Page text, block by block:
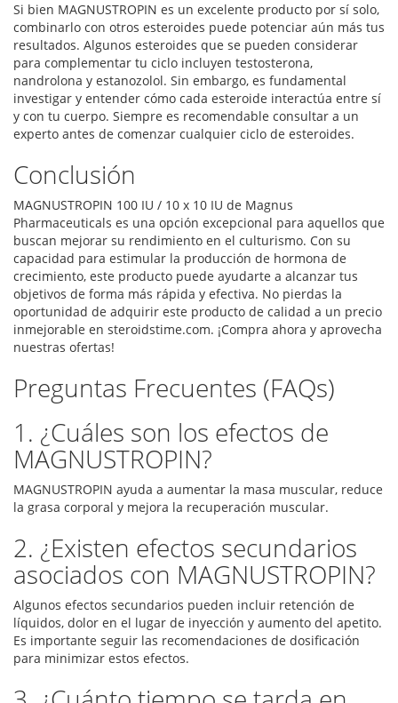
Si bien MAGNUSTROPIN es un excelente producto por sí solo,
combinarlo con otros esteroides puede potenciar aún más tus
resultados. Algunos esteroides que se pueden considerar
para complementar tu ciclo incluyen testosterona,
nandrolona y estanozolol. Sin embargo, es fundamental
investigar y entender cómo cada esteroide interactúa entre sí
y con tu cuerpo. Siempre es recomendable consultar a un
experto antes de comenzar cualquier ciclo de esteroides.
Conclusión
MAGNUSTROPIN 100 IU / 10 x 10 IU de Magnus
Pharmaceuticals es una opción excepcional para aquellos que
buscan mejorar su rendimiento en el culturismo. Con su
capacidad para estimular la producción de hormona de
crecimiento, este producto puede ayudarte a alcanzar tus
objetivos de forma más rápida y efectiva. No pierdas la
oportunidad de adquirir este producto de calidad a un precio
inmejorable en steroidstime.com. ¡Compra ahora y aprovecha
nuestras ofertas!
Preguntas Frecuentes (FAQs)
1. ¿Cuáles son los efectos de
MAGNUSTROPIN?
MAGNUSTROPIN ayuda a aumentar la masa muscular, reduce
la grasa corporal y mejora la recuperación muscular.
2. ¿Existen efectos secundarios
asociados con MAGNUSTROPIN?
Algunos efectos secundarios pueden incluir retención de
líquidos, dolor en el lugar de inyección y aumento del apetito.
Es importante seguir las recomendaciones de dosificación
para minimizar estos efectos.